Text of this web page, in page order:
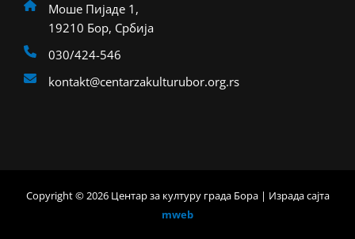
Моше Пијаде 1,
19210 Бор, Србија
030/424-546
kontakt@centarzakulturubor.org.rs
Copyright © 2026 Центар за културу града Бора | Израда сајта
mweb